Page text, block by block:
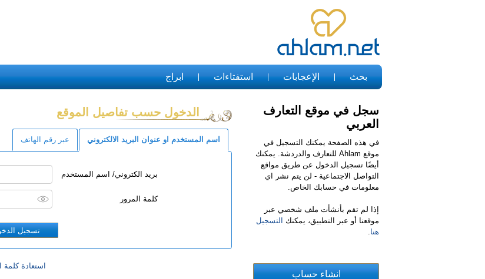
بحث الإعجابات استفتاءات ابراج
سجل في موقع التعارف
العربي
في هذه الصفحة يمكنك التسجيل في
موقع Ahlam للتعارف والدردشة. يمكنك
أيضًا تسجيل الدخول عن طريق مواقع
التواصل الاجتماعية - لن يتم نشر اي
معلومات في حسابك الخاص.
إذا لم تقم بأنشأت ملف شخصي عبر
موقعنا أو عبر التطبيق، يمكنك
التسجيل
هنا.
الدخول حسب تفاصيل الموقع
اسم المستخدم او عنوان البريد الالكتروني عبر رقم الهاتف
بريد الكتروني/ اسم المستخدم
كلمة المرور
استعادة كلمة